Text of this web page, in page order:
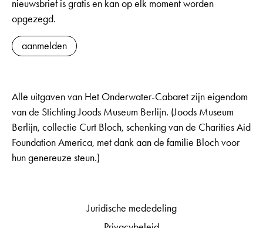
nieuwsbrief is gratis en kan op elk moment worden
opgezegd.
aanmelden
Alle uitgaven van Het Onderwater-Cabaret zijn eigendom
van de Stichting Joods Museum Berlijn. (Joods Museum
Berlijn, collectie Curt Bloch, schenking van de Charities Aid
Foundation America, met dank aan de familie Bloch voor
hun genereuze steun.)
Juridische mededeling